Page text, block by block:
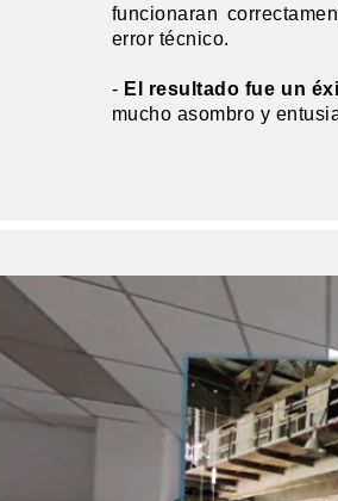
funcionaran
error técnico.
- El resultado fue un
mucho asombro y